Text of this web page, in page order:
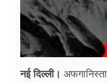
नई दिल्ली।